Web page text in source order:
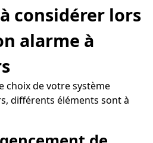
considérer lors
alarme à
choix de votre système
différents éléments sont à